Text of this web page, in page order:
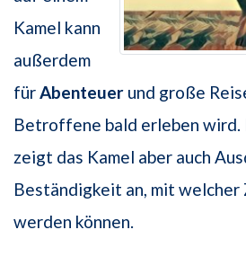
Kamel kann
außerdem
fürAbenteuer und große
Betroffene bald erleben wird.
zeigt das Kamel aber auch
Beständigkeit an, mit
werden können.